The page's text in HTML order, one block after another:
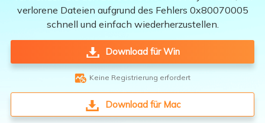
verlorene Dateien aufgrund des Fehlers 0x80070005
schnell und einfach wiederherzustellen.
Download für Win
 Keine Registrierung erfordert
Download für Mac